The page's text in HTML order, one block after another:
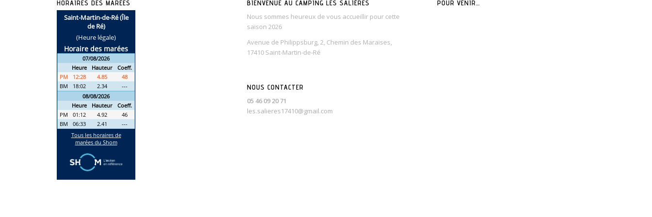
HORAIRES DES MARÉES BIENVENUE AU CAMPING LES SALIÈRES
Nous sommes heureux de vous accueillir pour cette
saison 2026
Avenue de Philippsburg, 2, Chemin des Maraises,
17410 Saint-Martin-de-Ré
NOUS CONTACTER
05 46 09 20 71
les.salieres17410@gmail.com
POUR VENIR…